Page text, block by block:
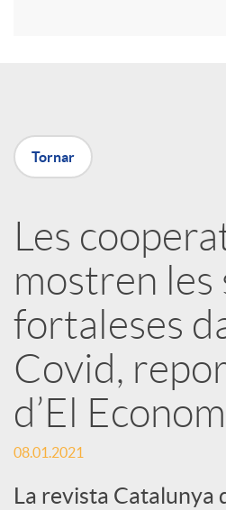
X
a
r
x
e
s
S
Tornar
Les
mostren les
fortaleses
Covid,
d’El
08.01.2021
La revista Catalunya